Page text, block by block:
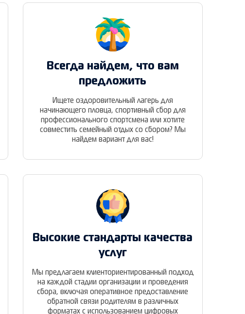
Всегда найдем, что вам
предложить
Ищете оздоровительный лагерь для
начинающего пловца, спортивный сбор для
профессионального спортсмена или хотите
совместить семейный отдых со сбором? Мы
найдем вариант для вас!
Высокие стандарты качества
услуг
Мы предлагаем клиенториентированный подход
на каждой стадии организации и проведения
сбора, включая оперативное предоставление
обратной связи родителям в различных
форматах с использованием цифровых